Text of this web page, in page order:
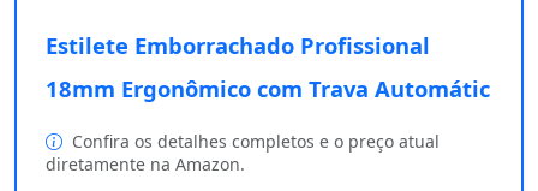
Estilete Emborrachado Profissional
18mm Ergonômico com Trava Automátic
Confira os detalhes completos e o preço atual
diretamente na Amazon.